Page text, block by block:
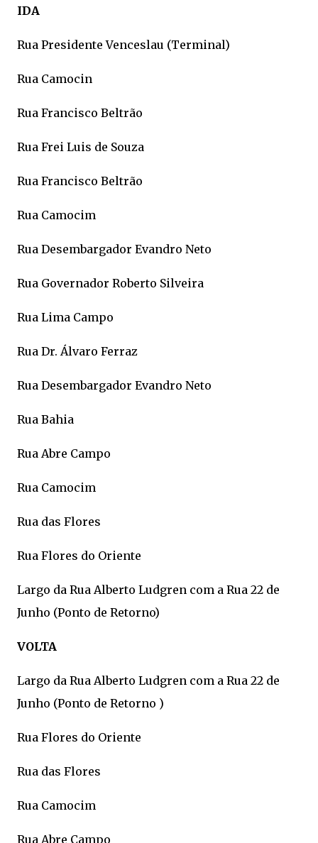
IDA
Rua Presidente Venceslau (Terminal)
Rua Camocin
Rua Francisco Beltrão
Rua Frei Luis de Souza
Rua Francisco Beltrão
Rua Camocim
Rua Desembargador Evandro Neto
Rua Governador Roberto Silveira
Rua Lima Campo
Rua Dr. Álvaro Ferraz
Rua Desembargador Evandro Neto
Rua Bahia
Rua Abre Campo
Rua Camocim
Rua das Flores
Rua Flores do Oriente
Largo da Rua Alberto Ludgren com a Rua 22 de
Junho (Ponto de Retorno)
VOLTA
Largo da Rua Alberto Ludgren com a Rua 22 de
Junho (Ponto de Retorno )
Rua Flores do Oriente
Rua das Flores
Rua Camocim
Rua Abre Campo